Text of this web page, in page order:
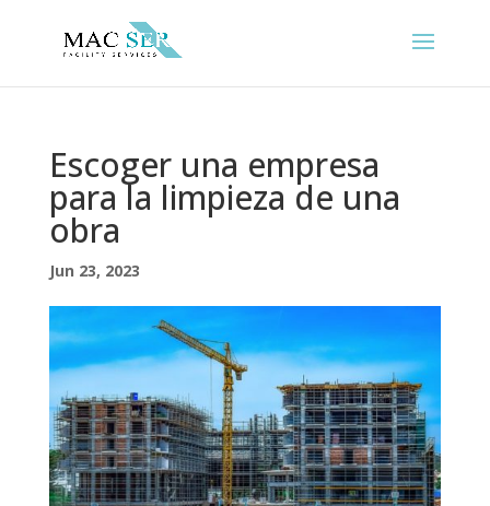
Escoger una empresa
para la limpieza de una
obra
Jun 23, 2023